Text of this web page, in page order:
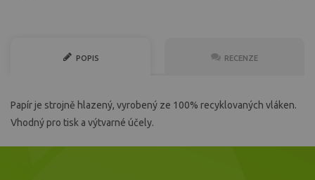
POPIS RECENZE
Papír je strojně hlazený, vyrobený ze 100% recyklovaných vláken.
Vhodný pro tisk a výtvarné účely.